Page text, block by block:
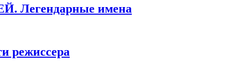
Легендарные имена
режиссера